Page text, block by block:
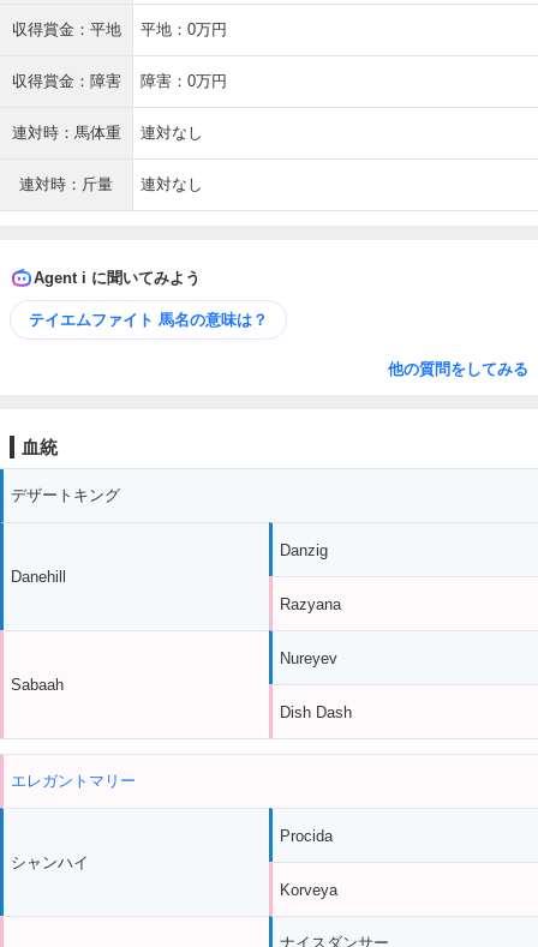
収得賞金：平地 平地：0万円
収得賞金：障害 障害：0万円
連対時：馬体重 連対なし
連対時：斤量 連対なし
Agent i に聞いてみよう
テイエムファイト 馬名の意味は？
他の質問をしてみる
血統
デザートキング
Danehill
Sabaah
Danzig
Razyana
Nureyev
Dish Dash
エレガントマリー
シャンハイ
Procida
Korveya
ナイスダンサー